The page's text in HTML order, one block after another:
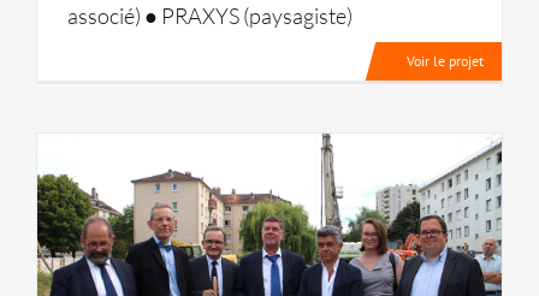
associé) ● PRAXYS (paysagiste)
Voir le projet